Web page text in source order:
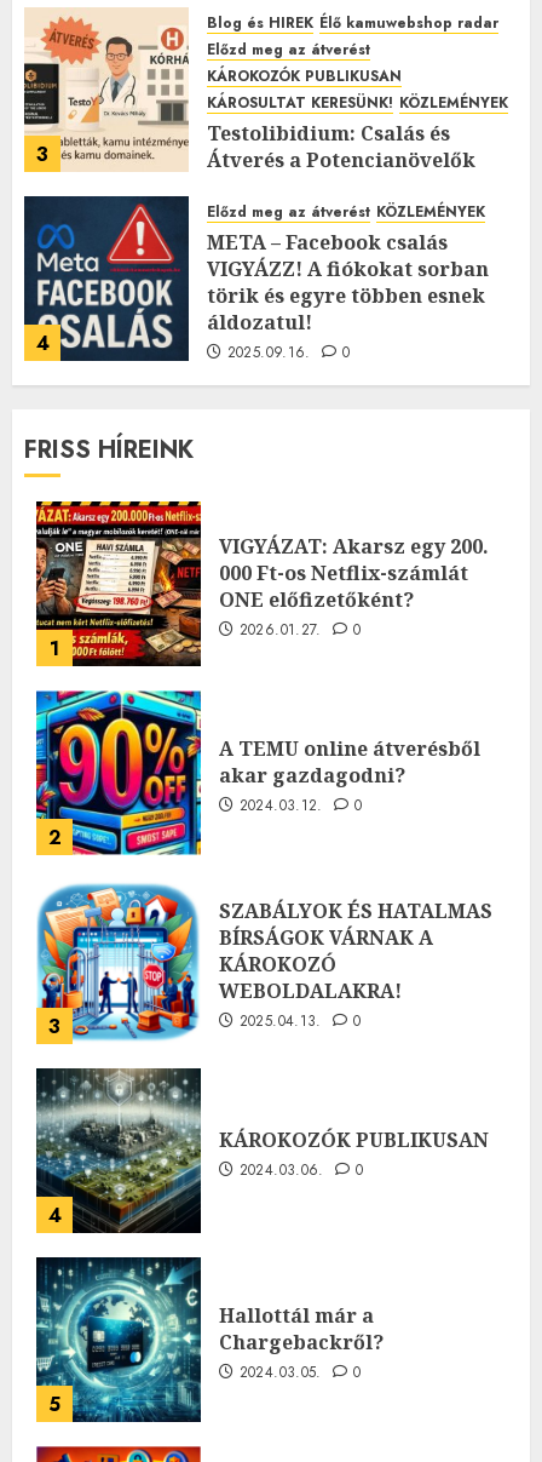
webshopok támadásait!
2025.11.12. 0
3
Blog és HIREK Élő kamuwebshop radar
Előzd meg az átverést
KÁROKOZÓK PUBLIKUSAN
KÁROSULTAT KERESÜNK! KÖZLEMÉNYEK
Testolibidium: Csalás és
Átverés a Potencianövelők
2025.11.07. 0
4
Előzd meg az átverést KÖZLEMÉNYEK
META – Facebook csalás
VIGYÁZZ! A fiókokat sorban
törik és egyre többen esnek
áldozatul!
2025.09.16. 0
FRISS HÍREINK
1
VIGYÁZAT: Akarsz egy 200.
000 Ft-os Netflix-számlát
ONE előfizetőként?
2026.01.27. 0
2
A TEMU online átverésből
akar gazdagodni?
2024.03.12. 0
3
SZABÁLYOK ÉS HATALMAS
BÍRSÁGOK VÁRNAK A
KÁROKOZÓ
WEBOLDALAKRA!
2025.04.13. 0
4
KÁROKOZÓK PUBLIKUSAN
2024.03.06. 0
5
Hallottál már a
Chargebackről?
2024.03.05. 0